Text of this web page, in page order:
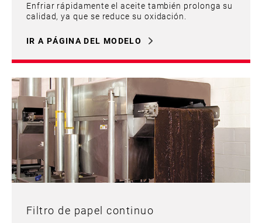
Enfriar rápidamente el aceite también prolonga su
calidad, ya que se reduce su oxidación.
IR A PÁGINA DEL MODELO
Filtro de papel continuo